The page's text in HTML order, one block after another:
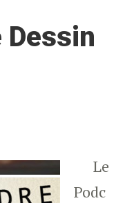
Dessin
Le
Podc